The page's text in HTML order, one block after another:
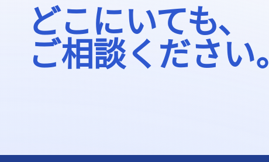
どこにいても、
ご相談ください。